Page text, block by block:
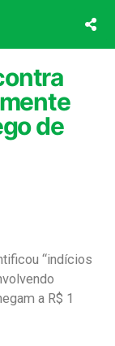
de
“indícios
a R$ 1